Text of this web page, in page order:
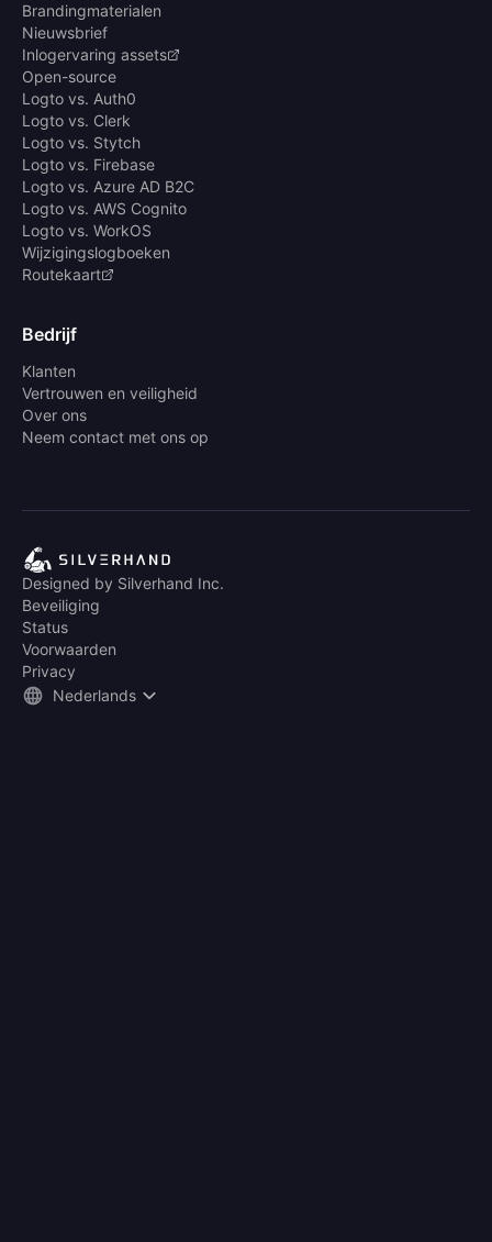
Brandingmaterialen
Nieuwsbrief
Inlogervaring assets
Open-source
Logto vs. Auth0
Logto vs. Clerk
Logto vs. Stytch
Logto vs. Firebase
Logto vs. Azure AD B2C
Logto vs. AWS Cognito
Logto vs. WorkOS
Wijzigingslogboeken
Routekaart
Bedrijf
Klanten
Vertrouwen en veiligheid
Over ons
Neem contact met ons op
Designed by Silverhand Inc.
Beveiliging
Status
Voorwaarden
Privacy
Nederlands